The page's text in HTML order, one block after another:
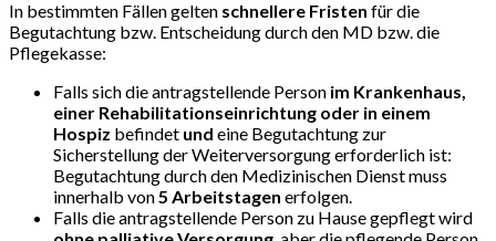
In bestimmten Fällen gelten schnellere Fristen für die
Begutachtung bzw. Entscheidung durch den MD bzw. die
Pflegekasse:
Falls sich die antragstellende Person im Krankenhaus,
einer Rehabilitations­einrichtung oder in einem
Hospiz befindet und eine Begutachtung zur
Sicherstellung der Weiterversorgung erforderlich ist:
Begutachtung durch den Medizinischen Dienst muss
innerhalb von5 Arbeitstagen erfolgen.
Falls die antragstellende Person zu Hause gepflegt wird